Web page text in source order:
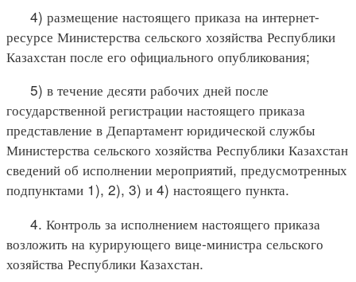
4) размещение настоящего приказа на интернет-
ресурсе Министерства сельского хозяйства Республики
Казахстан после его официального опубликования;
5) в течение десяти рабочих дней после
государственной регистрации настоящего приказа
представление в Департамент юридической службы
Министерства сельского хозяйства Республики Казахстан
сведений об исполнении мероприятий, предусмотренных
подпунктами 1), 2), 3) и 4) настоящего пункта.
4. Контроль за исполнением настоящего приказа
возложить на курирующего вице-министра сельского
хозяйства Республики Казахстан.